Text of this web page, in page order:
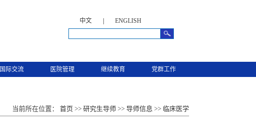
中文 ENGLISH
国际交流 医院管理 继续教育 党群工作
当前所在位置： 首页 >> 研究生导师 >> 导师信息 >> 临床医学